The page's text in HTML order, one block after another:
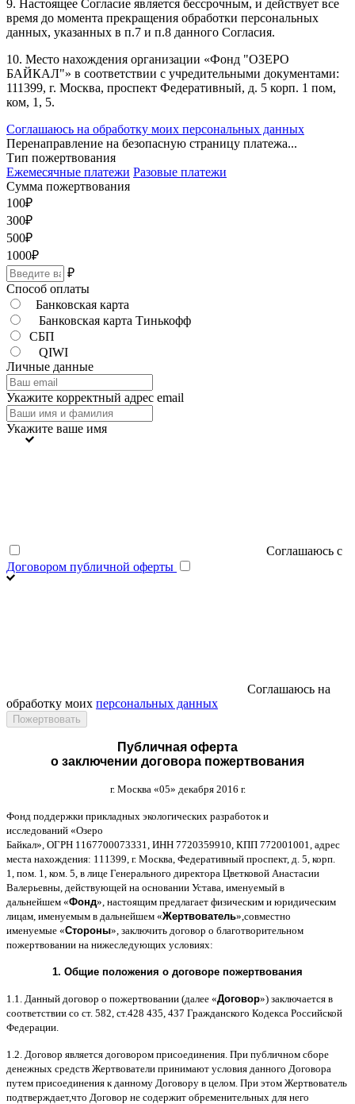
9. Настоящее Согласие является бессрочным, и действует все
время до момента прекращения обработки персональных
данных, указанных в п.7 и п.8 данного Согласия.
10. Место нахождения организации «Фонд "ОЗЕРО
БАЙКАЛ"» в соответствии с учредительными документами:
111399, г. Москва, проспект Федеративный, д. 5 корп. 1 пом,
ком, 1, 5.
Соглашаюсь на обработку моих персональных данных
Перенаправление на безопасную страницу платежа...
Тип пожертвования
Ежемесячные платежи Разовые платежи
Сумма пожертвования
100₽
300₽
500₽
1000₽
₽
Способ оплаты
Банковская карта
Банковская карта Тинькофф
СБП
QIWI
Личные данные
Укажите корректный адрес email
Укажите ваше имя
Соглашаюсь с
Договором публичной оферты
Соглашаюсь на
обработку моих персональных данных
Публичная оферта
о заключении договора пожертвования
г. Москва «05» декабря 2016 г.
Фонд поддержки прикладных экологических разработок и
исследований «Озеро
Байкал», ОГРН 1167700073331, ИНН 7720359910, КПП 772001001, адрес
места нахождения: 111399, г. Москва Федеративный проспект, д . 5, корп
1, пом . 1, ком . 5, в лице Генерального директора Цветковой Анастасии
Валерьевны действующей на основании Устава именуемый в
дальнейшем «Фонд», настоящим предлагает физическим и юридическим
лицам именуемым в дальнейшем «Жертвователь», совместно
именуемые «Стороны», заключить договор o благотворительном
пожертвовании на нижеследующих условиях:
1. Общие положения o договоре пожертвования
1.1. Данный договор о пожертвовании (далее «Договор») заключается в
соответствии со ст. 582, ст.428 435, 437 Гражданского Кодекса Российской
Федерации
1.2. Договор является договором присоединения При публичном сборе
денежных средств Жертвователи принимают условия данного Договора
путем присоединения к данному Договору в целом При этом Жертвователь
подтверждает,что Договор не содержит обременительных для него